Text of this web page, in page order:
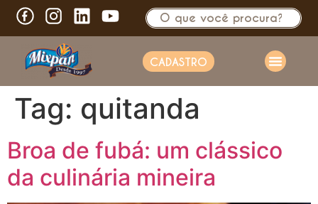
CADASTRO
Tag: quitanda
Broa de fubá: um clássico
da culinária mineira